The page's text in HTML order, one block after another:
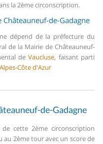
la 2ème circonscription.
de-Gadagne
dépend de la préfecture du
de la Mairie de Châteauneuf-
deVaucluse, faisant parti
Côte d'Azur
de-Gadagne
de cette 2ème circonscription
au 2ème tour avec un score de